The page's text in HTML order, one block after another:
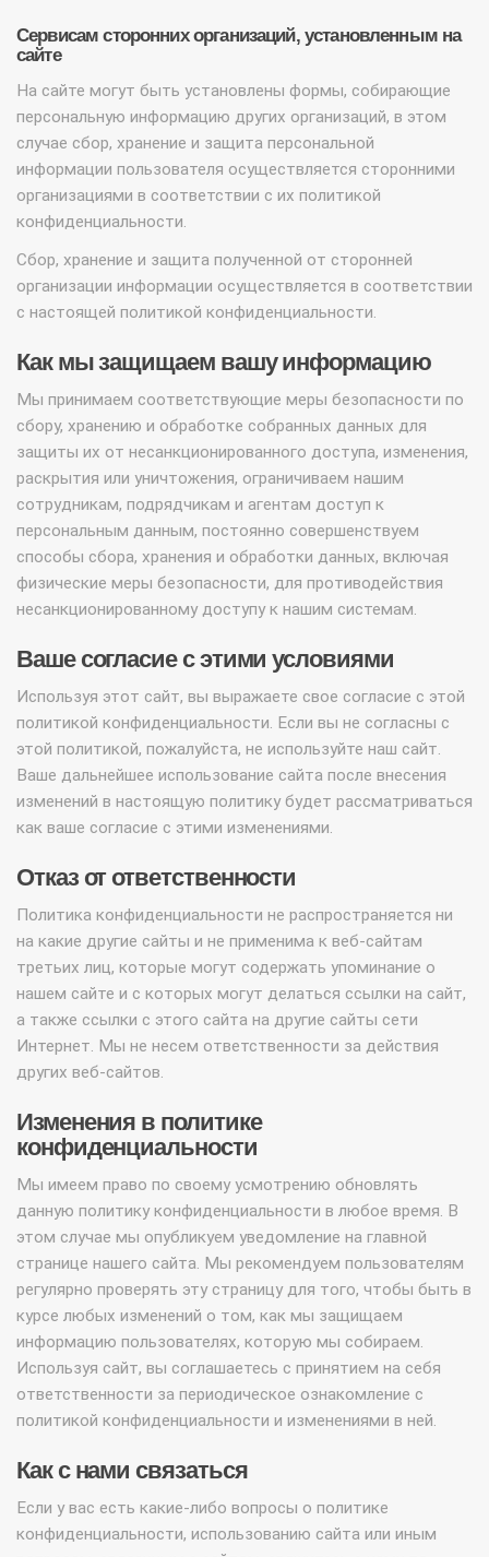
Сервисам сторонних организаций, установленным на
сайте
На сайте могут быть установлены формы, собирающие
персональную информацию других организаций, в этом
случае сбор, хранение и защита персональной
информации пользователя осуществляется сторонними
организациями в соответствии с их политикой
конфиденциальности.
Сбор, хранение и защита полученной от сторонней
организации информации осуществляется в соответствии
с настоящей политикой конфиденциальности.
Как мы защищаем вашу информацию
Мы принимаем соответствующие меры безопасности по
сбору, хранению и обработке собранных данных для
защиты их от несанкционированного доступа, изменения,
раскрытия или уничтожения, ограничиваем нашим
сотрудникам, подрядчикам и агентам доступ к
персональным данным, постоянно совершенствуем
способы сбора, хранения и обработки данных, включая
физические меры безопасности, для противодействия
несанкционированному доступу к нашим системам.
Ваше согласие с этими условиями
Используя этот сайт, вы выражаете свое согласие с этой
политикой конфиденциальности. Если вы не согласны с
этой политикой, пожалуйста, не используйте наш сайт.
Ваше дальнейшее использование сайта после внесения
изменений в настоящую политику будет рассматриваться
как ваше согласие с этими изменениями.
Отказ от ответственности
Политика конфиденциальности не распространяется ни
на какие другие сайты и не применима к веб-сайтам
третьих лиц, которые могут содержать упоминание о
нашем сайте и с которых могут делаться ссылки на сайт,
а также ссылки с этого сайта на другие сайты сети
Интернет. Мы не несем ответственности за действия
других веб-сайтов.
Изменения в политике
конфиденциальности
Мы имеем право по своему усмотрению обновлять
данную политику конфиденциальности в любое время. В
этом случае мы опубликуем уведомление на главной
странице нашего сайта. Мы рекомендуем пользователям
регулярно проверять эту страницу для того, чтобы быть в
курсе любых изменений о том, как мы защищаем
информацию пользователях, которую мы собираем.
Используя сайт, вы соглашаетесь с принятием на себя
ответственности за периодическое ознакомление с
политикой конфиденциальности и изменениями в ней.
Как с нами связаться
Если у вас есть какие-либо вопросы о политике
конфиденциальности, использованию сайта или иным